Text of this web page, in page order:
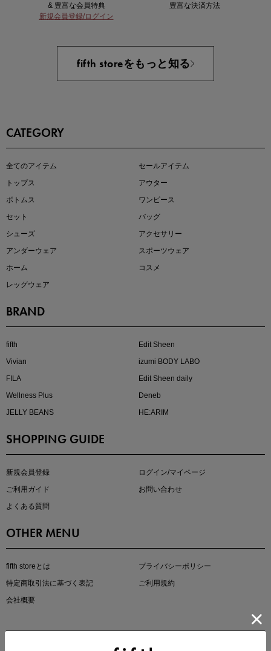
即戦力アイテム続々対象
大人の着映えアイテム5選
マストバイアイテム
& 豊富な会員特典
新規会員登録/ログイン
豊富な決済方法
fifth storeをもっと知る
CATEGORY
全てのアイテム
セールアイテム
トップス
アウター
ボトムス
ワンピース
セット
バッグ
シューズ
アクセサリー
アンダーウェア
スポーツウェア
ホーム
コスメ
レッグウェア
BRAND
fifth
Edit Sheen
Vivian
izumi BODY LABO
FILA
Edit Sheen daily
Wellness Plus
Deneb
JELLY BEANS
HE:ARIM
SHOPPING GUIDE
新規会員登録
ログイン/マイページ
ご利用ガイド
お問い合わせ
よくある質問
OTHER MENU
fifth storeとは
プライバシーポリシー
特定商取引法に基づく表記
ご利用規約
会社概要